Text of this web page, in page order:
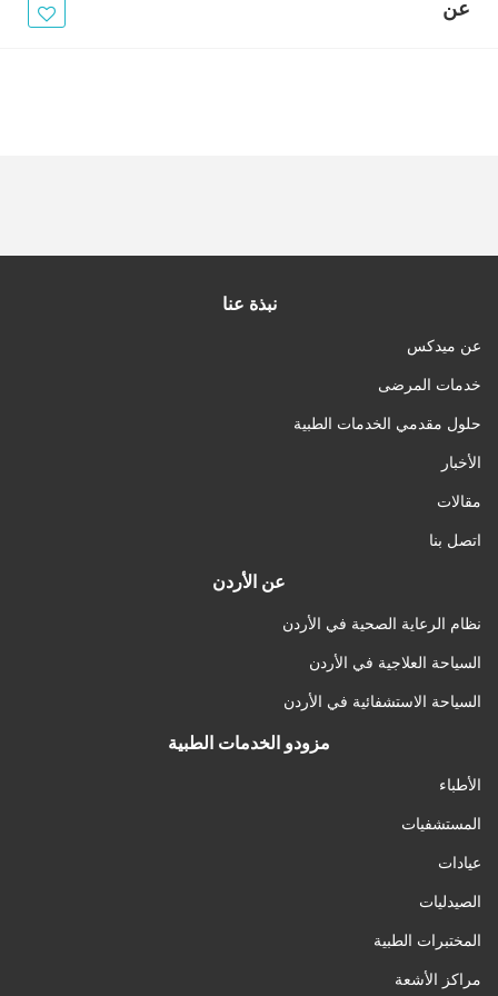
عن
نبذة عنا
عن ميدكس
خدمات المرضى
حلول مقدمي الخدمات الطبية
الأخبار
مقالات
اتصل بنا
عن الأردن
نظام الرعاية الصحية في الأردن
السياحة العلاجية في الأردن
السياحة الاستشفائية في الأردن
مزودو الخدمات الطبية
الأطباء
المستشفيات
عيادات
الصيدليات
المختبرات الطبية
مراكز الأشعة